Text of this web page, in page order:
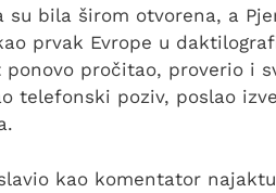
su bila širom otvorena, a
prvak Evrope u
pročitao, proverio i
telefonski poziv, poslao
kao komentator